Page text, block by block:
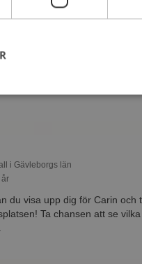
med? Som medlem på
i Gävleborgs län
år
du visa upp dig för Carin och
Ta chansen att se